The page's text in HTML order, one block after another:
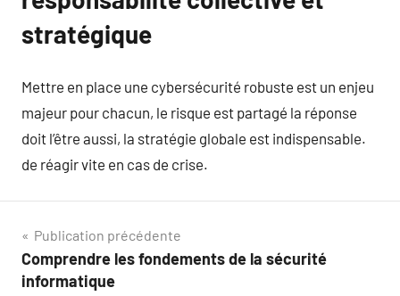
stratégique
Mettre en place une cybersécurité robuste est un enjeu
majeur pour chacun, le risque est partagé la réponse
doit l’être aussi, la stratégie globale est indispensable.
de réagir vite en cas de crise.
Navigation
de
Publication précédente
Comprendre les fondements de la sécurité
informatique